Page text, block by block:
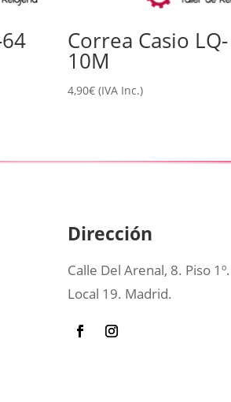
Correa Casio LQ-
10M
4,90€ (IVA Inc.)
Dirección
Calle Del Arenal, 8. Piso 1º.
Local 19. Madrid.